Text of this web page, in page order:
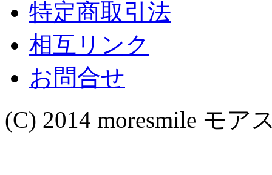
特定商取引法
相互リンク
お問合せ
(C) 2014 moresmile モア